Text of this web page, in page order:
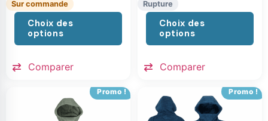
Sur commande
Choix des
options
Comparer
Rupture
Choix des
options
Comparer
Promo ! Promo !